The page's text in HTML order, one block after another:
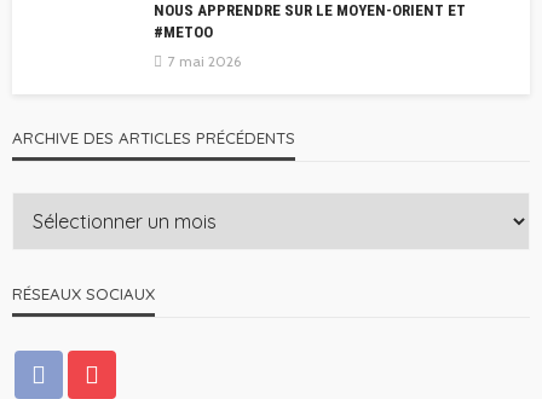
NOUS APPRENDRE SUR LE MOYEN-ORIENT ET
#METOO
7 mai 2026
ARCHIVE DES ARTICLES PRÉCÉDENTS
RÉSEAUX SOCIAUX